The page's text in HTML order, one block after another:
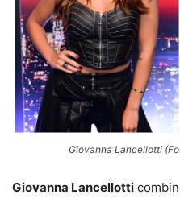
Giovanna Lancellotti
Giovanna Lancellotti